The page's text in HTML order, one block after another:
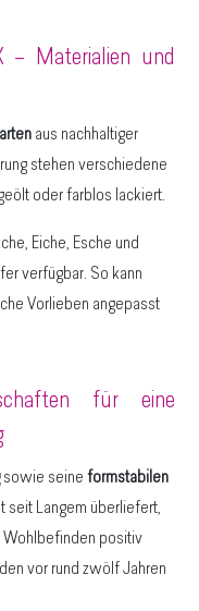
– Materialien und
aus nachhaltiger
stehen verschiedene
oder farblos lackiert.
Eiche, Esche und
verfügbar. So kann
Vorlieben angepasst
für eine
sowie seineformstabilen
seit Langem überliefert,
Wohlbefinden positiv
vor rund zwölf Jahren